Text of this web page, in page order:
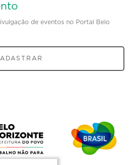
de eventos no Portal Belo